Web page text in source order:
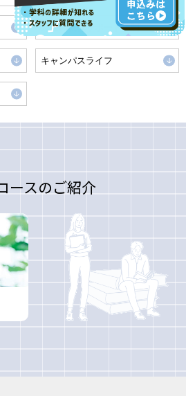
万全の就職サポート体制
キャンパスライフ
ースのご紹介